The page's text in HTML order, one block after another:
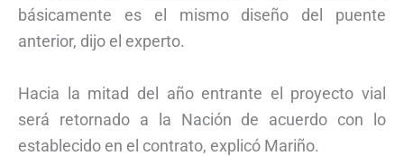
básicamente es el mismo diseño del puente
anterior, dijo el experto.
Hacia la mitad del año entrante el proyecto vial
será retornado a la Nación de acuerdo con lo
establecido en el contrato, explicó Mariño.